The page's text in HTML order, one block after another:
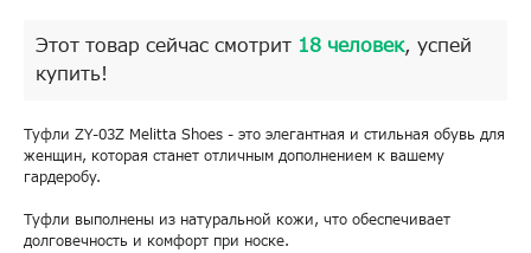
Этот товар сейчас смотрит 18 человек, успей
купить!
Туфли ZY-03Z Melitta Shoes - это элегантная и стильная обувь для
женщин, которая станет отличным дополнением к вашему
гардеробу.
Туфли выполнены из натуральной кожи, что обеспечивает
долговечность и комфорт при носке.